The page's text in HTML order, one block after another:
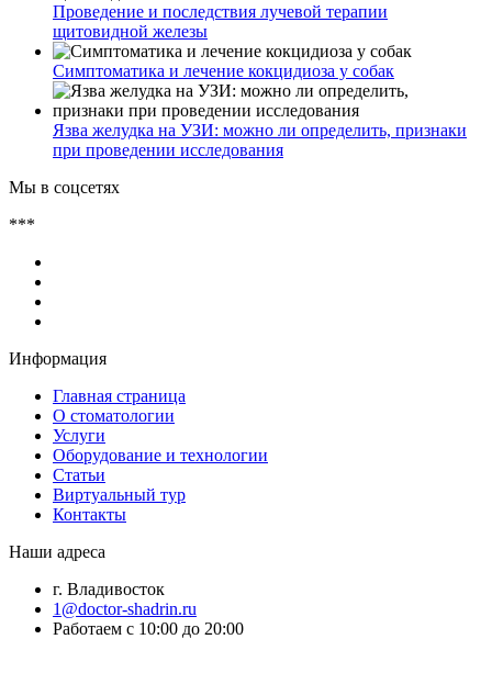
Проведение и последствия лучевой терапии
щитовидной железы
Симптоматика и лечение кокцидиоза у собак
Язва желудка на УЗИ: можно ли определить, признаки
при проведении исследования
Мы в соцсетях
***
Информация
Главная страница
О стоматологии
Услуги
Оборудование и технологии
Статьи
Виртуальный тур
Контакты
Наши адреса
г. Владивосток
1@doctor-shadrin.ru
Работаем с 10:00 до 20:00